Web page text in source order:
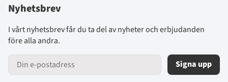
Nyhetsbrev
I vårt nyhetsbrev får du ta del av nyheter och erbjudanden
före alla andra.
Signa upp